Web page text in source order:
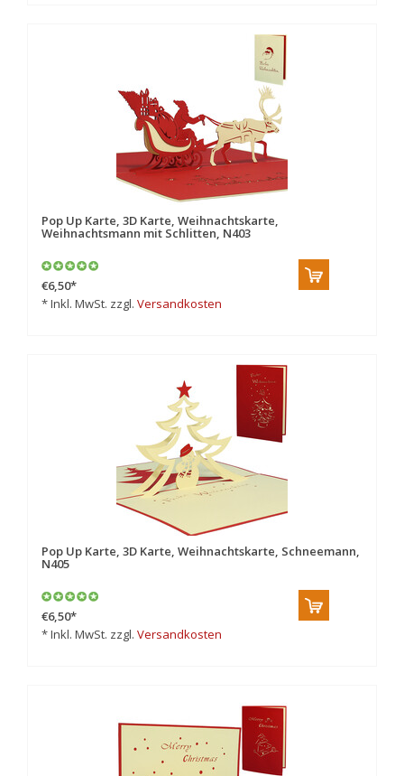
Pop Up Karte, 3D Karte, Weihnachtskarte,
Weihnachtsmann mit Schlitten, N403
€6,50*
* Inkl. MwSt. zzgl. Versandkosten
Pop Up Karte, 3D Karte, Weihnachtskarte, Schneemann,
N405
€6,50*
* Inkl. MwSt. zzgl. Versandkosten